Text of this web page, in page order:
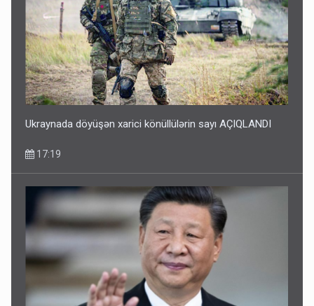
Ukraynada döyüşən xarici könüllülərin sayı AÇIQLANDI
17:19